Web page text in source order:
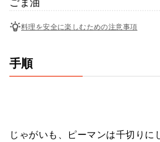
ごま油
料理を安全に楽しむための注意事項
手順
じゃがいも、ピーマンは千切りに